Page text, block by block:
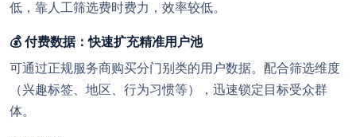
低，靠人工筛选费时费力，效率较低。
💰 付费数据：快速扩充精准用户池
可通过正规服务商购买分门别类的用户数据。配合筛选维度
（兴趣标签、地区、行为习惯等），迅速锁定目标受众群
体。